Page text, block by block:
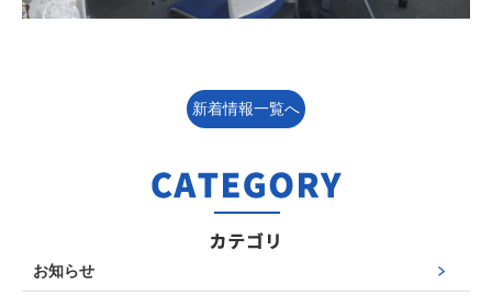
新着情報一覧へ
お知らせ